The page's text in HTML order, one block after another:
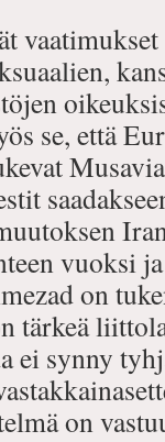
se, että
vuoksi
on
tärkeä
synny
on